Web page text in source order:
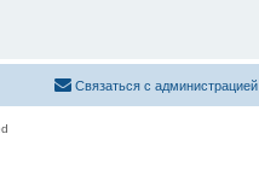
Связаться с администрацией